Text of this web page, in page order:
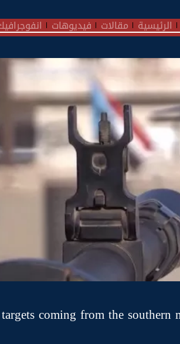
الرئيسية مقالات فيديوهات
coming from the southern